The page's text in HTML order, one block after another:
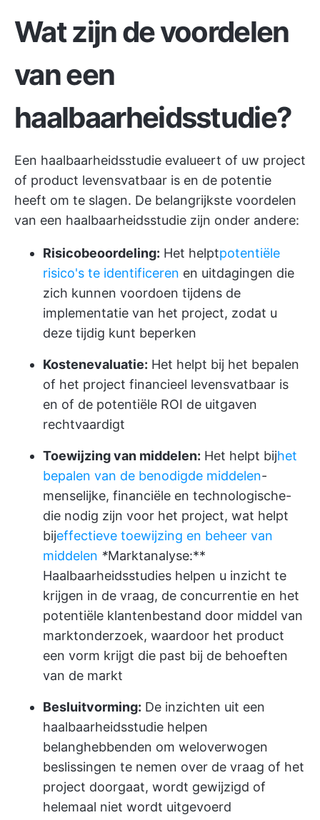
Wat zijn de voordelen
van een
haalbaarheidsstudie?
Een haalbaarheidsstudie evalueert of uw project
of product levensvatbaar is en de potentie
heeft om te slagen. De belangrijkste voordelen
van een haalbaarheidsstudie zijn onder andere:
Risicobeoordeling: Het helptpotentiële
risico's te identificeren en uitdagingen die
zich kunnen voordoen tijdens de
implementatie van het project, zodat u
deze tijdig kunt beperken
Kostenevaluatie: Het helpt bij het bepalen
of het project financieel levensvatbaar is
en of de potentiële ROI de uitgaven
rechtvaardigt
Toewijzing van middelen: Het helpt bijhet
bepalen van de benodigde middelen-
menselijke, financiële en technologische-
die nodig zijn voor het project, wat helpt
bijeffectieve toewijzing en beheer van
middelen *Marktanalyse:**
Haalbaarheidsstudies helpen u inzicht te
krijgen in de vraag, de concurrentie en het
potentiële klantenbestand door middel van
marktonderzoek, waardoor het product
een vorm krijgt die past bij de behoeften
van de markt
Besluitvorming: De inzichten uit een
haalbaarheidsstudie helpen
belanghebbenden om weloverwogen
beslissingen te nemen over de vraag of het
project doorgaat, wordt gewijzigd of
helemaal niet wordt uitgevoerd